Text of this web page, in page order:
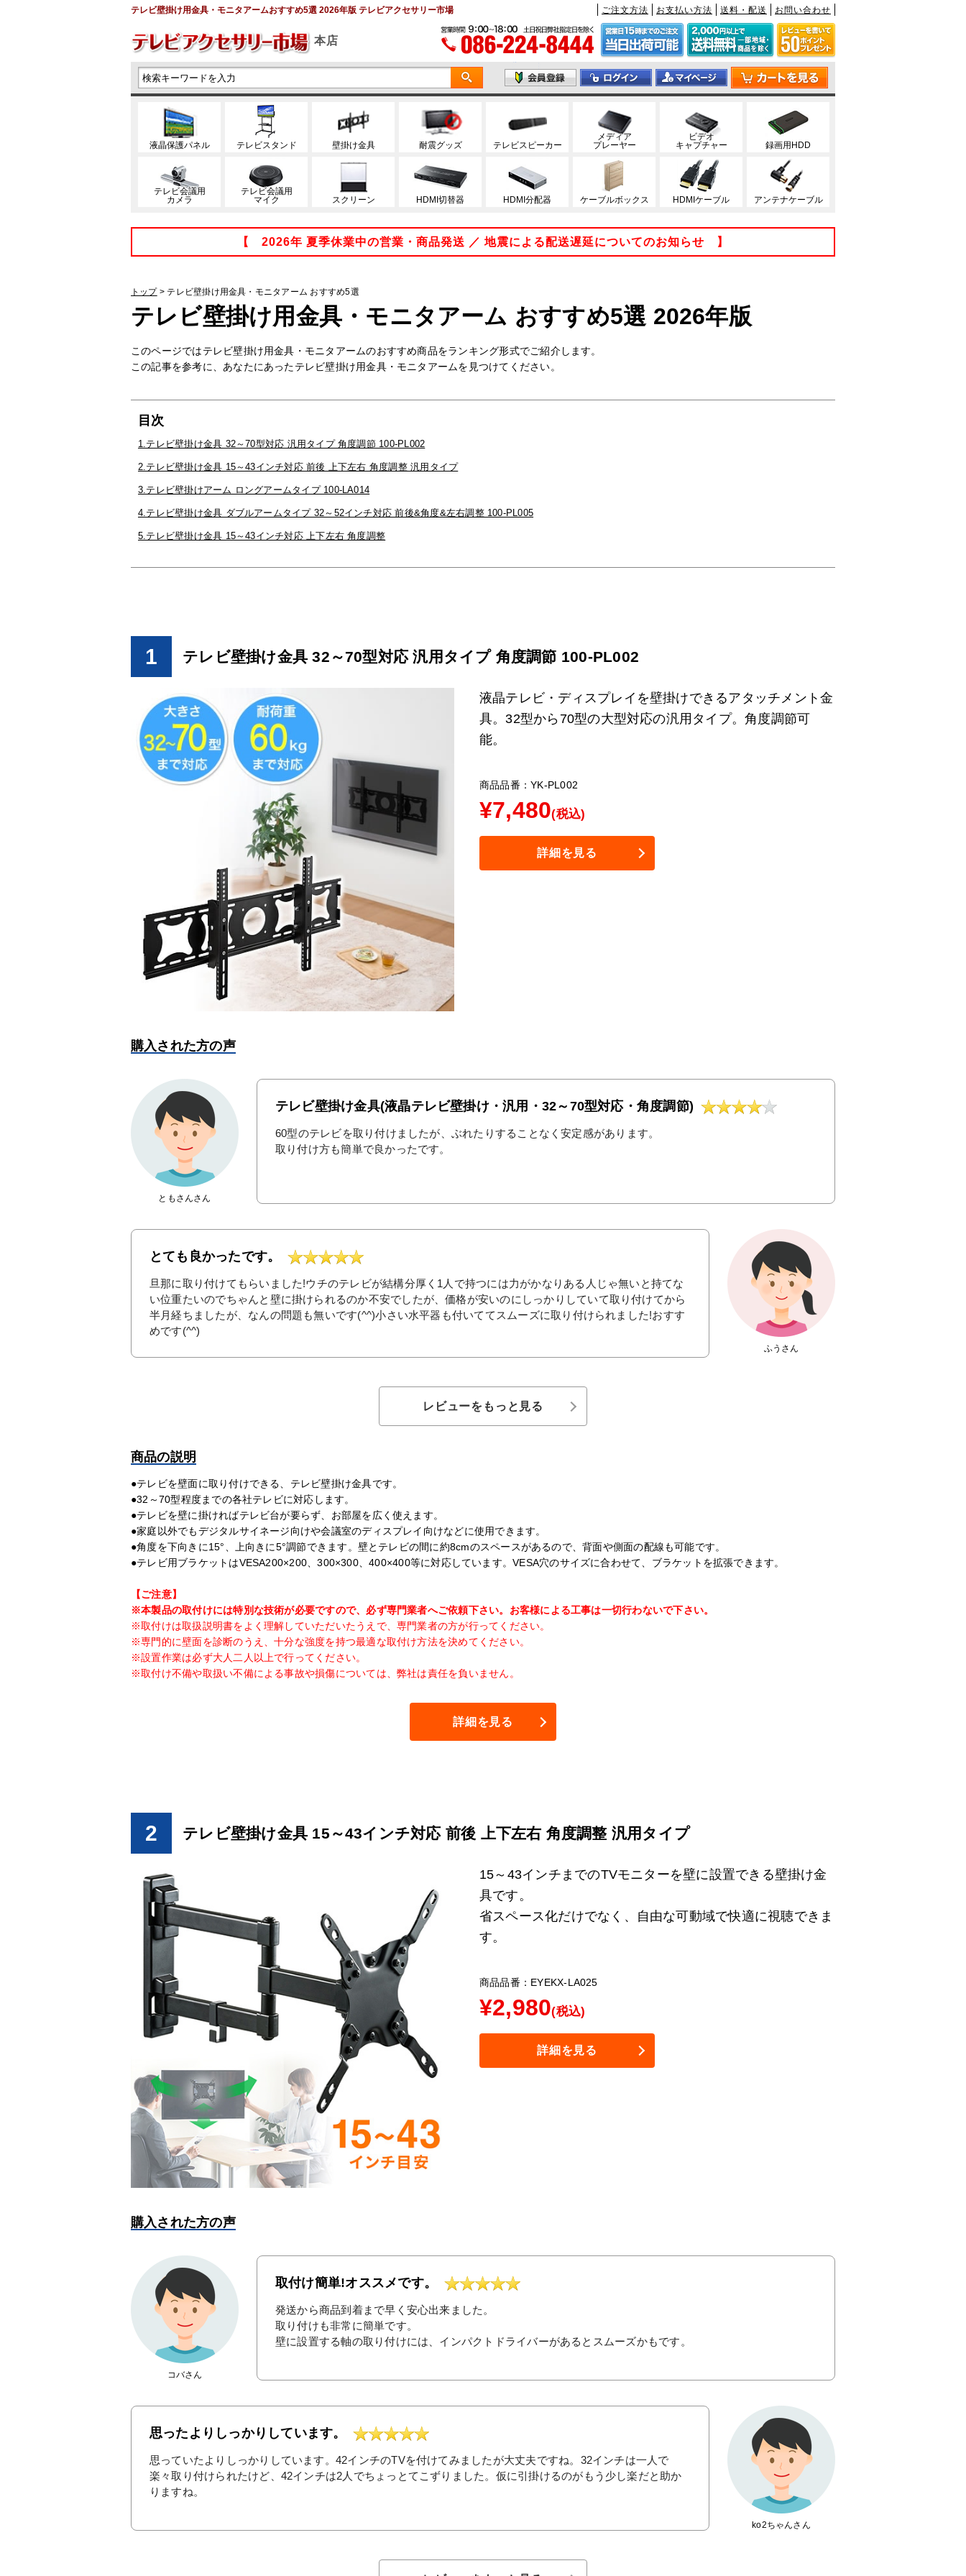
テレビ壁掛け用金具・モニタアームおすすめ5選 2026年版 テレビアクセサリー市場 ご注文方法 お支払い方法 送料・配送 お問い合わせ
本店
液晶保護パネル テレビスタンド 壁掛け金具 耐震グッズ テレビスピーカー
メディア
プレーヤー
ビデオ
キャプチャー
録画用HDD
テレビ会議用
カメラ
テレビ会議用
マイク
スクリーン HDMI切替器 HDMI分配器 ケーブルボックス HDMIケーブル アンテナケーブル
【 2026年 夏季休業中の営業・商品発送 ／ 地震による配送遅延についてのお知らせ 】
トップ>テレビ壁掛け用金具・モニタアーム おすすめ5選
テレビ壁掛け用金具・モニタアーム おすすめ5選 2026年版
このページではテレビ壁掛け用金具・モニタアームのおすすめ商品をランキング形式でご紹介します。
この記事を参考に、あなたにあったテレビ壁掛け用金具・モニタアームを見つけてください。
目次
1.テレビ壁掛け金具 32～70型対応 汎用タイプ 角度調節 100-PL002
2.テレビ壁掛け金具 15～43インチ対応 前後 上下左右 角度調整 汎用タイプ
3.テレビ壁掛けアーム ロングアームタイプ 100-LA014
4.テレビ壁掛け金具 ダブルアームタイプ 32～52インチ対応 前後&角度&左右調整 100-PL005
5.テレビ壁掛け金具 15～43インチ対応 上下左右 角度調整
1 テレビ壁掛け金具 32～70型対応 汎用タイプ 角度調節 100-PL002
液晶テレビ・ディスプレイを壁掛けできるアタッチメント金
具。32型から70型の大型対応の汎用タイプ。角度調節可
能。
商品品番：YK-PL002
¥7,480(税込)
詳細を見る
購入された方の声
ともさんさん
テレビ壁掛け金具(液晶テレビ壁掛け・汎用・32～70型対応・角度調節)
60型のテレビを取り付けましたが、ぶれたりすることなく安定感があります。
取り付け方も簡単で良かったです。
ふうさん
とても良かったです。
旦那に取り付けてもらいました!ウチのテレビが結構分厚く1人で持つには力がかなりある人じゃ無いと持てな
い位重たいのでちゃんと壁に掛けられるのか不安でしたが、価格が安いのにしっかりしていて取り付けてから
半月経ちましたが、なんの問題も無いです(^^)小さい水平器も付いててスムーズに取り付けられました!おすす
めです(^^)
レビューをもっと見る
商品の説明
●テレビを壁面に取り付けできる、テレビ壁掛け金具です。
●32～70型程度までの各社テレビに対応します。
●テレビを壁に掛ければテレビ台が要らず、お部屋を広く使えます。
●家庭以外でもデジタルサイネージ向けや会議室のディスプレイ向けなどに使用できます。
●角度を下向きに15°、上向きに5°調節できます。壁とテレビの間に約8cmのスペースがあるので、背面や側面の配線も可能です。
●テレビ用ブラケットはVESA200×200、300×300、400×400等に対応しています。VESA穴のサイズに合わせて、ブラケットを拡張できます。
【ご注意】
※本製品の取付けには特別な技術が必要ですので、必ず専門業者へご依頼下さい。お客様による工事は一切行わないで下さい。
※取付けは取扱説明書をよく理解していただいたうえで、専門業者の方が行ってください。
※専門的に壁面を診断のうえ、十分な強度を持つ最適な取付け方法を決めてください。
※設置作業は必ず大人二人以上で行ってください。
※取付け不備や取扱い不備による事故や損傷については、弊社は責任を負いません。
詳細を見る
2 テレビ壁掛け金具 15～43インチ対応 前後 上下左右 角度調整 汎用タイプ
15～43インチまでのTVモニターを壁に設置できる壁掛け金
具です。
省スペース化だけでなく、自由な可動域で快適に視聴できま
す。
商品品番：EYEKX-LA025
¥2,980(税込)
詳細を見る
購入された方の声
コバさん
取付け簡単!オススメです。
発送から商品到着まで早く安心出来ました。
取り付けも非常に簡単です。
壁に設置する軸の取り付けには、インパクトドライバーがあるとスムーズかもです。
ko2ちゃんさん
思ったよりしっかりしています。
思っていたよりしっかりしています。42インチのTVを付けてみましたが大丈夫ですね。32インチは一人で
楽々取り付けられたけど、42インチは2人でちょっとてこずりました。仮に引掛けるのがもう少し楽だと助か
りますね。